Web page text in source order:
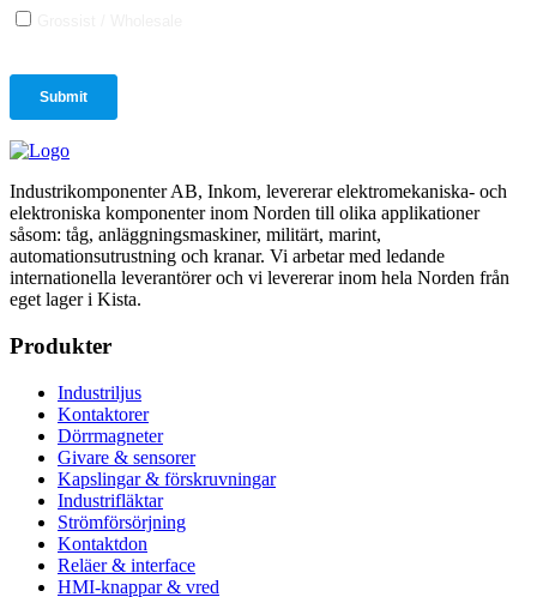
Industrikomponenter AB, Inkom, levererar elektromekaniska- och
elektroniska komponenter inom Norden till olika applikationer
såsom: tåg, anläggningsmaskiner, militärt, marint,
automationsutrustning och kranar. Vi arbetar med ledande
internationella leverantörer och vi levererar inom hela Norden från
eget lager i Kista.
Produkter
Industriljus
Kontaktorer
Dörrmagneter
Givare & sensorer
Kapslingar & förskruvningar
Industrifläktar
Strömförsörjning
Kontaktdon
Reläer & interface
HMI-knappar & vred